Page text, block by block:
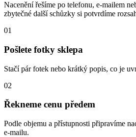
Nacenění řešíme po telefonu, e-mailem
zbytečné další schůzky si potvrdíme
01
Pošlete fotky sklepa
Stačí pár fotek nebo krátký popis, co je
02
Řekneme cenu předem
Podle objemu a přístupnosti připravíme
e-mailu.